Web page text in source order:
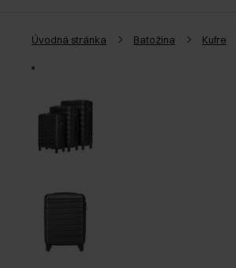
Úvodná stránka Batožina Kufre